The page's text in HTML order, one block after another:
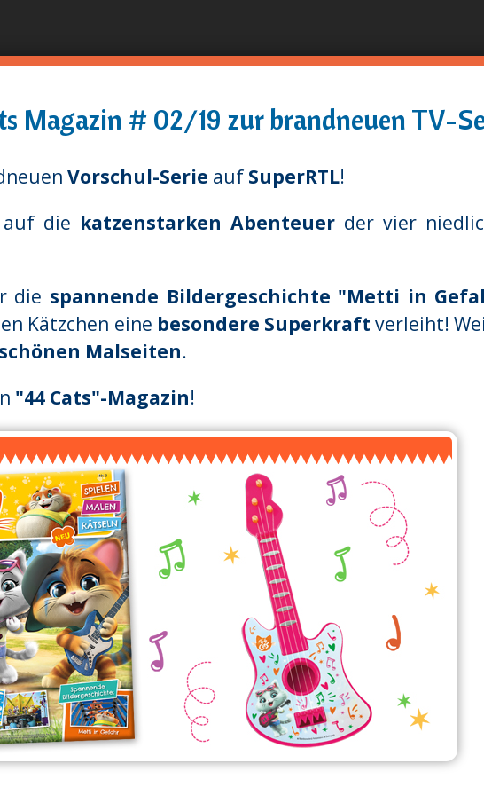
contenu
Magazin # 02/19 zur brandneuen TV-
Vorschul-Serie aufSuperRTL!
die katzenstarken Abenteuer der vier
die spannende Bildergeschichte "Metti in
Kätzchen eine besondere Superkraft verleiht!
schönen Malseiten.
"44 Cats"-Magazin!